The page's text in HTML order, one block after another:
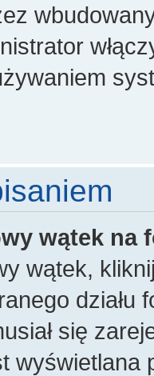
wątek na
wątek,
działu
się
wyświetlana